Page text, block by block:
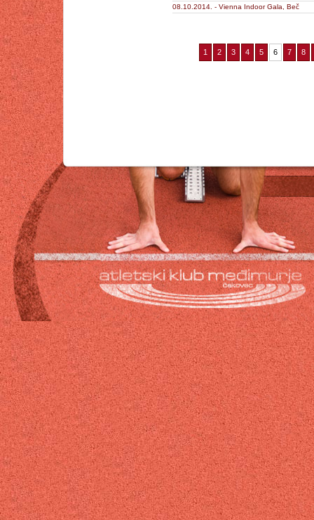
08.10.2014. - Vienna Indoor Gala, Beč
1 2 3 4 5 6 7 8